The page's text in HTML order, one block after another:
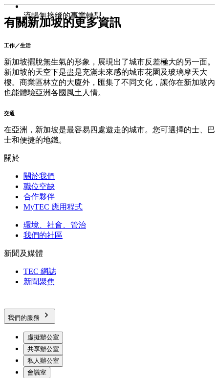
流暢無接縫的事業轉型
有關新加坡的更多資訊
工作／生活
新加坡擺脫無生氣的形象，展現出了城市反差極大的另一面。
新加坡的天空下是盡是充滿未來感的城市花園及玻璃摩天大
樓。商業區林立的大廈外，匯集了不同文化，讓你在新加坡內
也能體驗亞洲各國風土人情。
交通
在亞洲，新加坡是最容易四處遊走的城市。您可選擇的士、巴
士和便捷的地鐵。
關於
關於我們
職位空缺
合作夥伴
MyTEC 應用程式
環境、社會、管治
我們的社區
新聞及媒體
TEC 網誌
新聞聚焦
我們的服務
虛擬辦公室
共享辦公室
私人辦公室
會議室